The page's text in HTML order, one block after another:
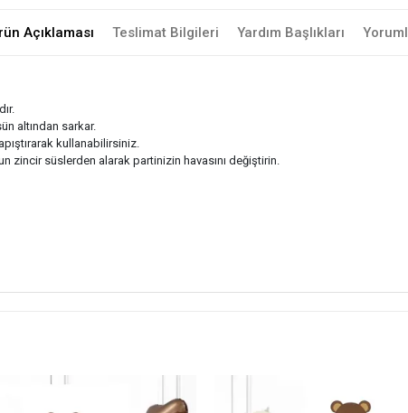
Açıklaması Teslimat Bilgileri Yardım Başlıkları
altından sarkar.
kullanabilirsiniz.
zincir süslerden alarak partinizin havasını değiştirin.